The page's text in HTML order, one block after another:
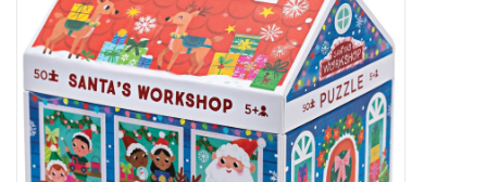
kinderkamer
eten & drinken
knuffels